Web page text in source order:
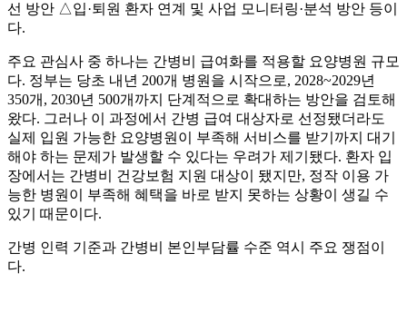
선 방안 △입·퇴원 환자 연계 및 사업 모니터링·분석 방안 등이
다.
주요 관심사 중 하나는 간병비 급여화를 적용할 요양병원 규모
다. 정부는 당초 내년 200개 병원을 시작으로, 2028~2029년
350개, 2030년 500개까지 단계적으로 확대하는 방안을 검토해
왔다. 그러나 이 과정에서 간병 급여 대상자로 선정됐더라도
실제 입원 가능한 요양병원이 부족해 서비스를 받기까지 대기
해야 하는 문제가 발생할 수 있다는 우려가 제기됐다. 환자 입
장에서는 간병비 건강보험 지원 대상이 됐지만, 정작 이용 가
능한 병원이 부족해 혜택을 바로 받지 못하는 상황이 생길 수
있기 때문이다.
간병 인력 기준과 간병비 본인부담률 수준 역시 주요 쟁점이
다.